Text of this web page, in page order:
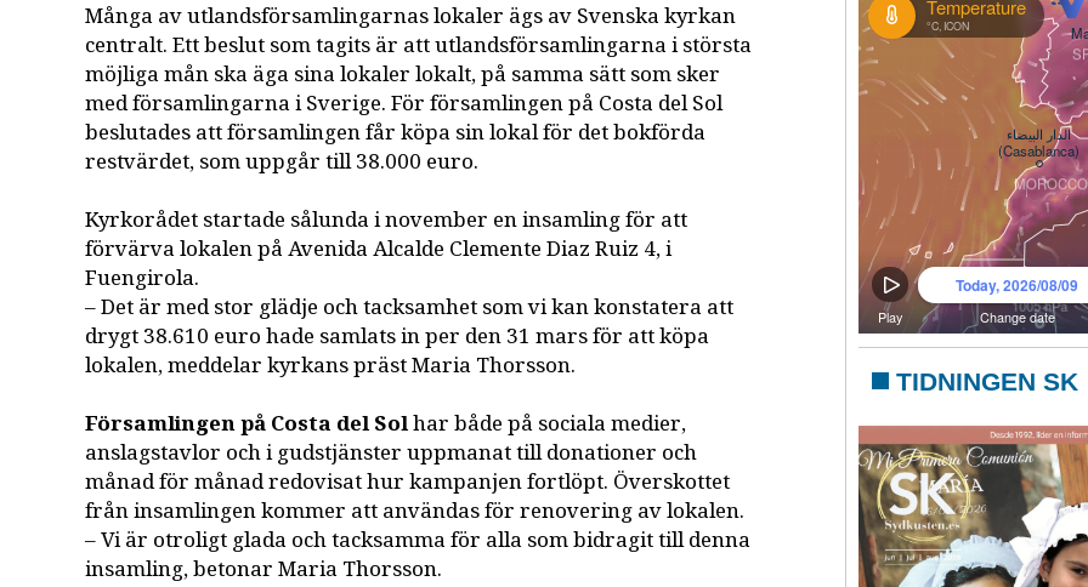
Många av utlandsförsamlingarnas lokaler ägs av Svenska kyrkan
centralt. Ett beslut som tagits är att utlandsförsamlingarna i största
möjliga mån ska äga sina lokaler lokalt, på samma sätt som sker
med församlingarna i Sverige. För församlingen på Costa del Sol
beslutades att församlingen får köpa sin lokal för det bokförda
restvärdet, som uppgår till 38.000 euro.
Kyrkorådet startade sålunda i november en insamling för att
förvärva lokalen på Avenida Alcalde Clemente Diaz Ruiz 4, i
Fuengirola.
– Det är med stor glädje och tacksamhet som vi kan konstatera att
drygt 38.610 euro hade samlats in per den 31 mars för att köpa
lokalen, meddelar kyrkans präst Maria Thorsson.
Församlingen på Costa del Solhar både på sociala medier,
anslagstavlor och i gudstjänster uppmanat till donationer och
månad för månad redovisat hur kampanjen fortlöpt. Överskottet
från insamlingen kommer att användas för renovering av lokalen.
– Vi är otroligt glada och tacksamma för alla som bidragit till denna
insamling, betonar Maria Thorsson.
TIDNINGEN SK